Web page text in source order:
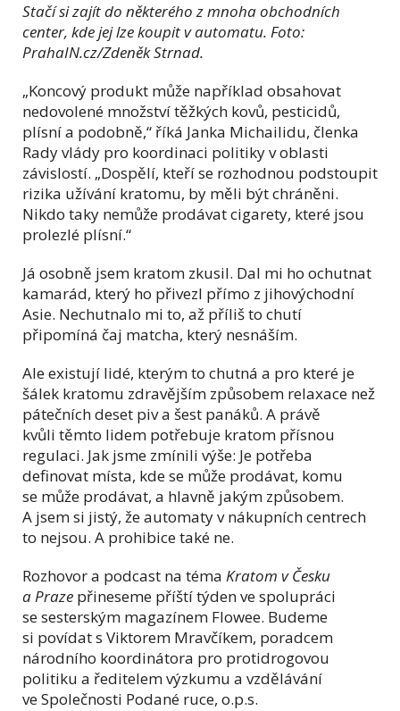
Stačí si zajít do některého z mnoha obchodních
center, kde jej lze koupit v automatu. Foto:
PrahaIN.cz/Zdeněk Strnad.
„Koncový produkt může například obsahovat
nedovolené množství těžkých kovů, pesticidů,
plísní a podobně,“ říká Janka Michailidu, členka
Rady vlády pro koordinaci politiky v oblasti
závislostí. „Dospělí, kteří se rozhodnou podstoupit
rizika užívání kratomu, by měli být chráněni.
Nikdo taky nemůže prodávat cigarety, které jsou
prolezlé plísní.“
Já osobně jsem kratom zkusil. Dal mi ho ochutnat
kamarád, který ho přivezl přímo z jihovýchodní
Asie. Nechutnalo mi to, až příliš to chutí
připomíná čaj matcha, který nesnáším.
Ale existují lidé, kterým to chutná a pro které je
šálek kratomu zdravějším způsobem relaxace než
pátečních deset piv a šest panáků. A právě
kvůli těmto lidem potřebuje kratom přísnou
regulaci. Jak jsme zmínili výše: Je potřeba
definovat místa, kde se může prodávat, komu
se může prodávat, a hlavně jakým způsobem.
A jsem si jistý, že automaty v nákupních centrech
to nejsou. A prohibice také ne.
Rozhovor a podcast na téma Kratom v Česku
a Praze přineseme příští týden ve spolupráci
se sesterským magazínem Flowee. Budeme
si povídat s Viktorem Mravčíkem, poradcem
národního koordinátora pro protidrogovou
politiku a ředitelem výzkumu a vzdělávání
ve Společnosti Podané ruce, o.p.s.